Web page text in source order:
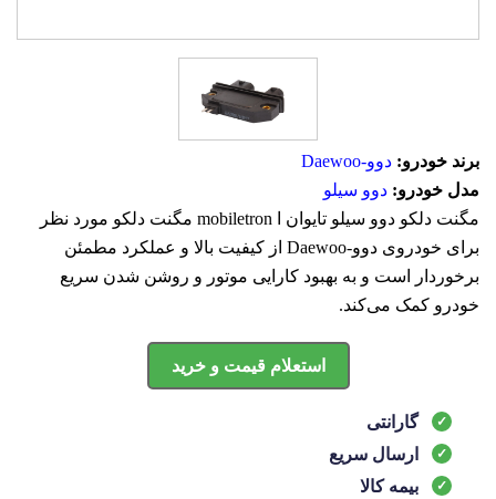
برند خودرو: دوو-Daewoo
مدل خودرو: دوو سیلو
مگنت دلکو دوو سیلو تایوان ا mobiletron مگنت دلکو مورد نظر
برای خودروی دوو-Daewoo از کیفیت بالا و عملکرد مطمئن
برخوردار است و به بهبود کارایی موتور و روشن شدن سریع
خودرو کمک می‌کند.
استعلام قیمت و خرید
گارانتی
ارسال سریع
بیمه کالا